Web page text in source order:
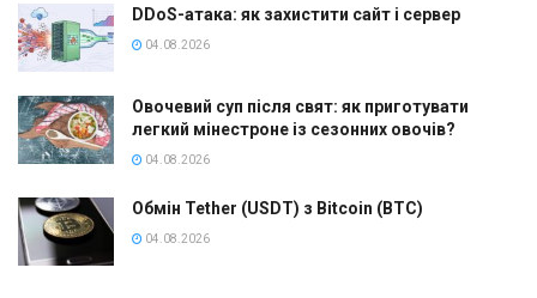
DDoS-атака: як захистити сайт і сервер
04.08.2026
Овочевий суп після свят: як приготувати
легкий мінестроне із сезонних овочів?
04.08.2026
Обмін Tether (USDT) з Bitcoin (BTC)
04.08.2026